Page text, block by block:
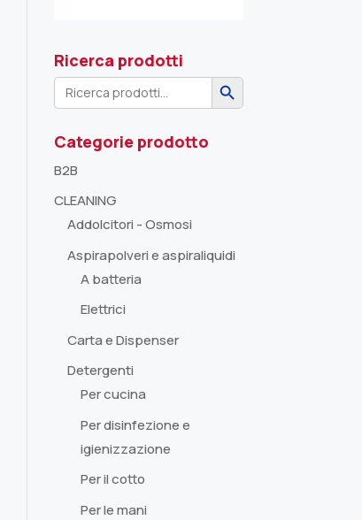
Ricerca prodotti
Search
for:
Search Button
Categorie prodotto
B2B
CLEANING
Addolcitori - Osmosi
Aspirapolveri e aspiraliquidi
A batteria
Elettrici
Carta e Dispenser
Detergenti
Per cucina
Per disinfezione e
igienizzazione
Per il cotto
Per le mani